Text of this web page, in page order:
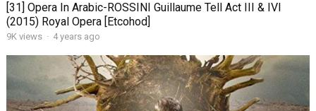
[31] Opera In Arabic-ROSSINI Guillaume Tell Act III & IVI
(2015) Royal Opera [Etcohod]
9K views · 4 years ago